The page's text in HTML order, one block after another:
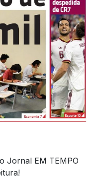
Jornal EM TEMPO